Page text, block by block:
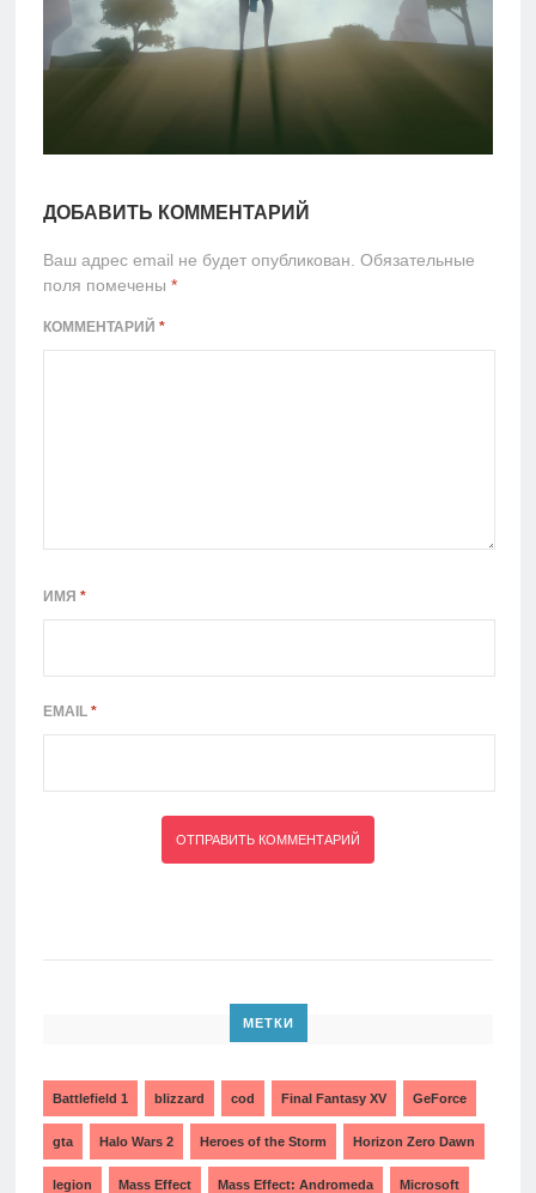
ДОБАВИТЬ КОММЕНТАРИЙ
Ваш адрес email не будет опубликован. Обязательные
поля помечены *
КОММЕНТАРИЙ *
ИМЯ *
EMAIL *
МЕТКИ
Battlefield 1 blizzard cod Final Fantasy XV GeForce
gta Halo Wars 2 Heroes of the Storm Horizon Zero Dawn
legion Mass Effect Mass Effect: Andromeda Microsoft